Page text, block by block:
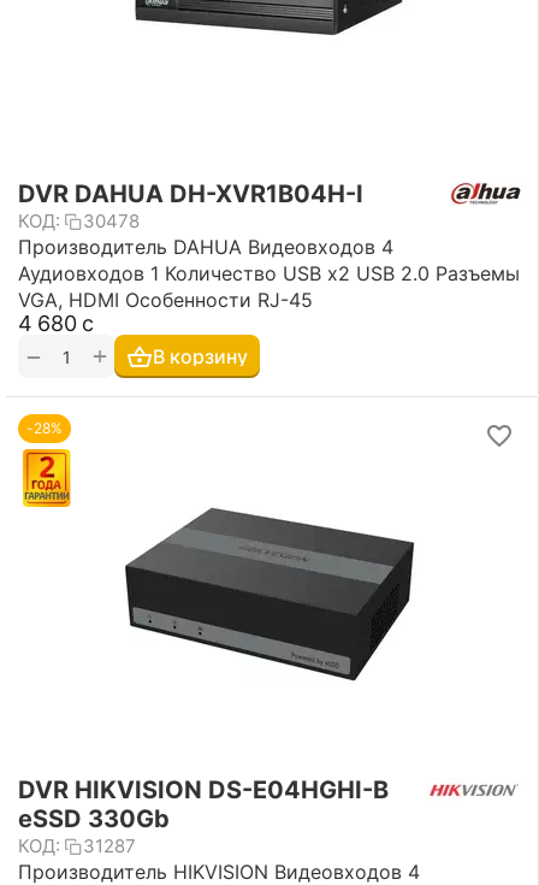
DVR DAHUA DH-XVR1B04H-I
КОД: 30478
Производитель DAHUA Видеовходов 4
Аудиовходов 1 Количество USB х2 USB 2.0 Разъемы
VGA, HDMI Особенности RJ-45
4 680 с
+
− В корзину
-28%
DVR HIKVISION DS-E04HGHI-B
eSSD 330Gb
КОД: 31287
Производитель HIKVISION Видеовходов 4